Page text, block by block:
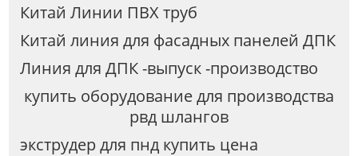
Китай Линии ПВХ труб
Китай линия для фасадных панелей ДПК
Линия для ДПК -выпуск -производство
купить оборудование для производства
рвд шлангов
экструдер для пнд купить цена